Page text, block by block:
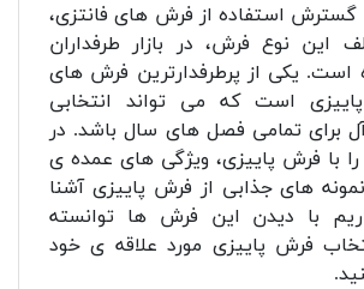
گسترش استفاده از فرش های فانتزی،
این نوع فرش، در بازار طرفداران
است. یکی از پرطرفدارترین فرش های
است که می تواند انتخابی
برای تمامی فصل های سال باشد. در
با فرش پاییزی، ویژگی های عمده ی
های جذابی از فرش پاییزی آشنا
با دیدن این فرش ها توانسته
فرش پاییزی مورد علاقه ی خود